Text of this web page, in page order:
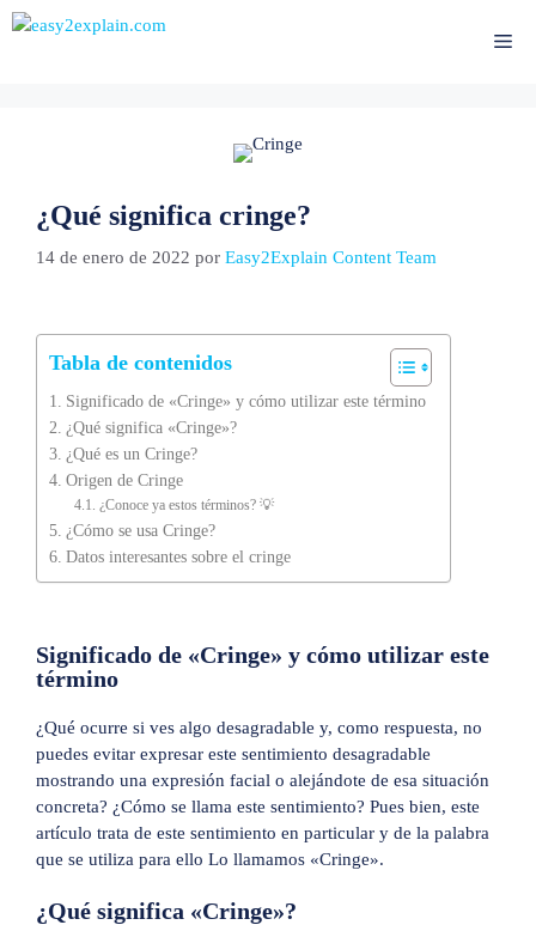
Saltar
¿Qué significa cringe?
14 de enero de 2022 por Easy2Explain Content Team
Tabla de contenidos
Significado de «Cringe» y cómo utilizar este término
¿Qué significa «Cringe»?
¿Qué es un Cringe?
Origen de Cringe
¿Conoce ya estos términos? 💡
¿Cómo se usa Cringe?
Datos interesantes sobre el cringe
Significado de «Cringe» y cómo utilizar este
término
¿Qué ocurre si ves algo desagradable y, como respuesta, no
puedes evitar expresar este sentimiento desagradable
mostrando una expresión facial o alejándote de esa situación
concreta? ¿Cómo se llama este sentimiento? Pues bien, este
artículo trata de este sentimiento en particular y de la palabra
que se utiliza para ello Lo llamamos «Cringe».
¿Qué significa «Cringe»?